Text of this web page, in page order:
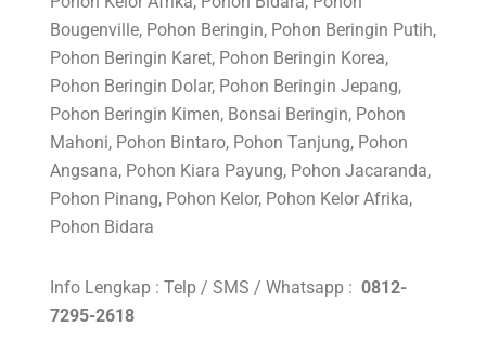
Bougenville, Pohon Beringin, Pohon Beringin Putih,
Pohon Beringin Karet, Pohon Beringin Korea,
Pohon Beringin Dolar, Pohon Beringin Jepang,
Pohon Beringin Kimen, Bonsai Beringin, Pohon
Mahoni, Pohon Bintaro, Pohon Tanjung, Pohon
Angsana, Pohon Kiara Payung, Pohon Jacaranda,
Pohon Pinang, Pohon Kelor, Pohon Kelor Afrika,
Pohon Bidara
Info Lengkap : Telp / SMS / Whatsapp : 0812-
7295-2618